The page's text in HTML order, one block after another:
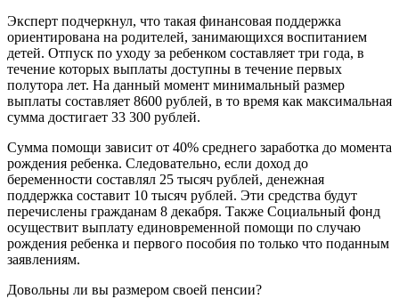
Эксперт подчеркнул, что такая финансовая поддержка
ориентирована на родителей, занимающихся воспитанием
детей. Отпуск по уходу за ребенком составляет три года, в
течение которых выплаты доступны в течение первых
полутора лет. На данный момент минимальный размер
выплаты составляет 8600 рублей, в то время как максимальная
сумма достигает 33 300 рублей.
Сумма помощи зависит от 40% среднего заработка до момента
рождения ребенка. Следовательно, если доход до
беременности составлял 25 тысяч рублей, денежная
поддержка составит 10 тысяч рублей. Эти средства будут
перечислены гражданам 8 декабря. Также Социальный фонд
осуществит выплату единовременной помощи по случаю
рождения ребенка и первого пособия по только что поданным
заявлениям.
Довольны ли вы размером своей пенсии?